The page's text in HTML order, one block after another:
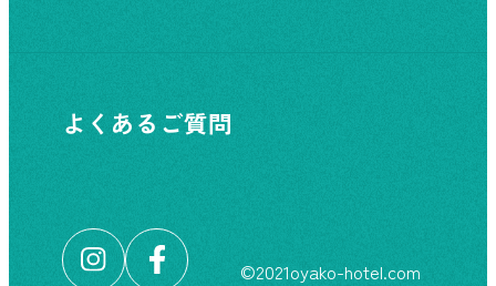
よくあるご質問
©︎2021oyako-hotel.com